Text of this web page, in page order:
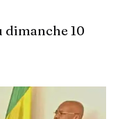
10